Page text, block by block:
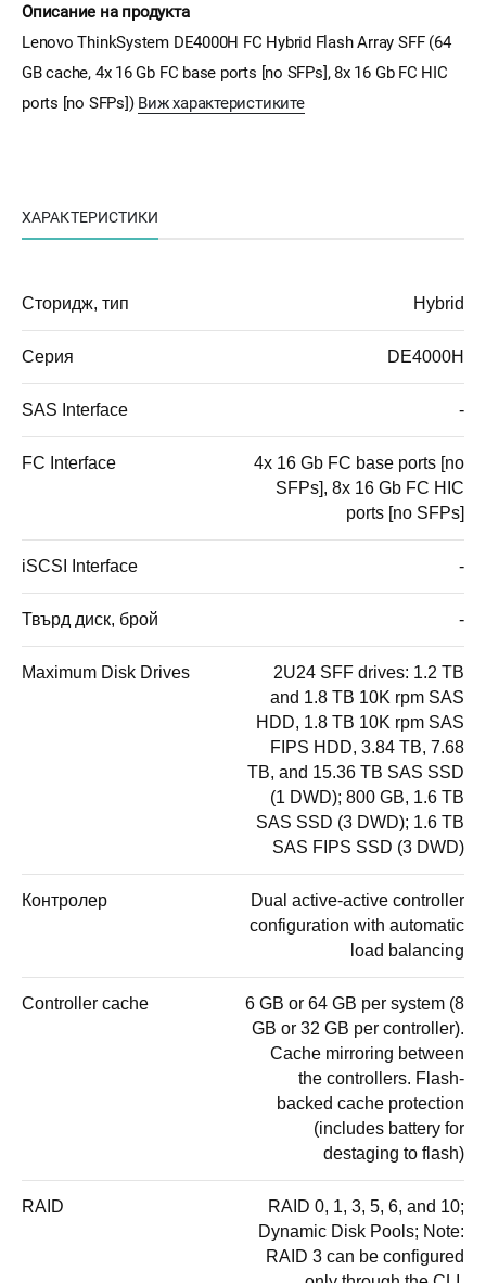
Описание на продукта
Lenovo ThinkSystem DE4000H FC Hybrid Flash Array SFF (64
GB cache, 4x 16 Gb FC base ports [no SFPs], 8x 16 Gb FC HIC
ports [no SFPs]) Виж характеристиките
ХАРАКТЕРИСТИКИ
Сторидж, тип Hybrid
Серия DE4000H
SAS Interface -
FC Interface
4x 16 Gb FC base ports [no
SFPs], 8x 16 Gb FC HIC
ports [no SFPs]
iSCSI Interface -
Твърд диск, брой -
Maximum Disk Drives
2U24 SFF drives: 1.2 TB
and 1.8 TB 10K rpm SAS
HDD, 1.8 TB 10K rpm SAS
FIPS HDD, 3.84 TB, 7.68
TB, and 15.36 TB SAS SSD
(1 DWD); 800 GB, 1.6 TB
SAS SSD (3 DWD); 1.6 TB
SAS FIPS SSD (3 DWD)
Контролер
Dual active-active controller
configuration with automatic
load balancing
Controller cache
6 GB or 64 GB per system (8
GB or 32 GB per controller).
Cache mirroring between
the controllers. Flash-
backed cache protection
(includes battery for
destaging to flash)
RAID
RAID 0, 1, 3, 5, 6, and 10;
Dynamic Disk Pools; Note:
RAID 3 can be configured